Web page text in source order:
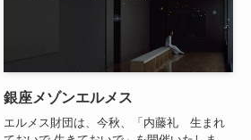
銀座メゾンエルメス
エルメス財団は、今秋、「内藤礼 生まれ